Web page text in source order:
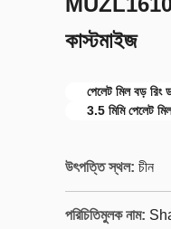
কাস্টমাইজ
পেলেট মিল বড় রিং
3.5 মিমি পেলেট
উৎপত্তি স্থল: চীন
পরিচিতিমুলক নাম: